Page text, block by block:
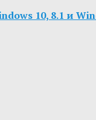
10, 8.1 и